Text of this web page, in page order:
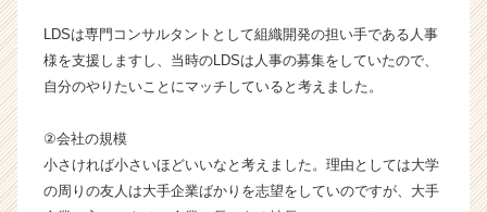
r
e
LDSは専門コンサルタントとして組織開発の担い手である人事
様を支援しますし、当時のLDSは人事の募集をしていたので、
自分のやりたいことにマッチしていると考えました。
②会社の規模
小さければ小さいほどいいなと考えました。理由としては大学
の周りの友人は大手企業ばかりを志望をしていのですが、大手